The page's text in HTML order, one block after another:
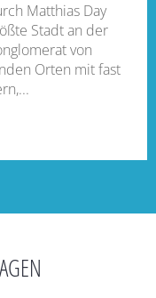
Matthias Day
Stadt an der
von
Orten mit fast